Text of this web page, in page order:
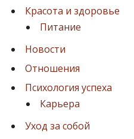
Красота и здоровье
Питание
Новости
Отношения
Психология успеха
Карьера
Уход за собой